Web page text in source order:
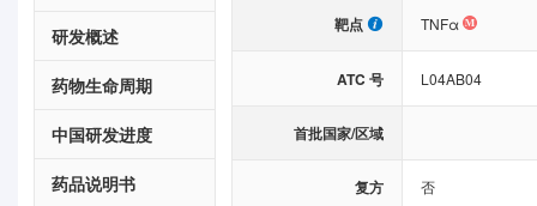
研发概述
药物生命周期
中国研发进度
药品说明书
靶点 TNFα
ATC 号 L04AB04
首批国家/区域
复方 否